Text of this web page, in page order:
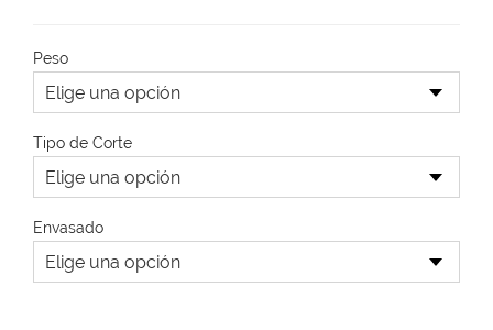
Peso
Tipo de Corte
Envasado